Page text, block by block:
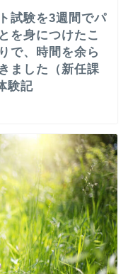
試験を3週間でパ
を身につけたこ
で、時間を余ら
ました（新任課
験記